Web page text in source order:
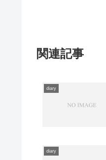
関連記事
diary
diary